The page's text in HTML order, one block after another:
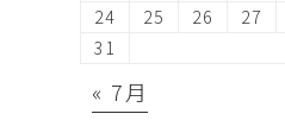
24
25 26 27
31
« 7月